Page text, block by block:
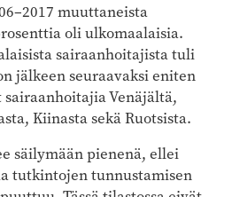
–2017 muuttaneista
oli ulkomaalaisia.
sairaanhoitajista tuli
jälkeen seuraavaksi eniten
Venäjältä,
Kiinasta sekä Ruotsista.
säilymään pienenä, ellei
tutkintojen tunnustamisen